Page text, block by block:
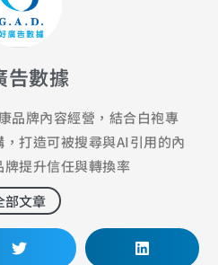
告數據
品牌內容經營，結合白袍專
打造可被搜尋與AI引用的內
牌提升信任與轉換率
部文章